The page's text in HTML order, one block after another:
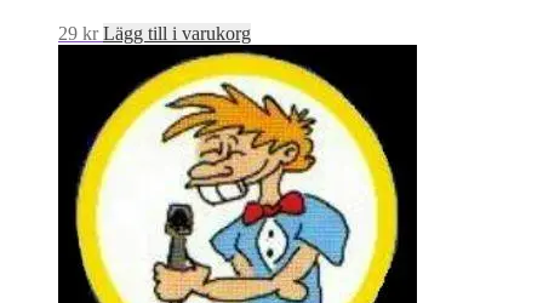
29 kr Lägg till i varukorg